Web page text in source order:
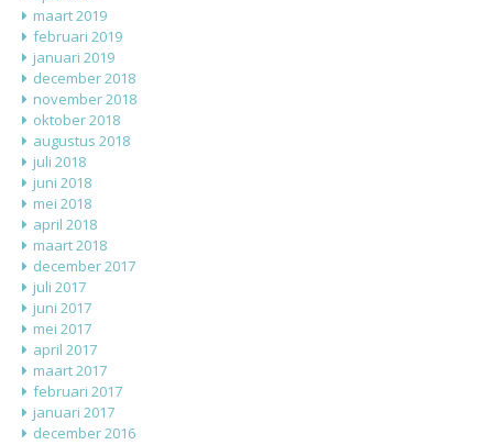
maart 2019
februari 2019
januari 2019
december 2018
november 2018
oktober 2018
augustus 2018
juli 2018
juni 2018
mei 2018
april 2018
maart 2018
december 2017
juli 2017
juni 2017
mei 2017
april 2017
maart 2017
februari 2017
januari 2017
december 2016